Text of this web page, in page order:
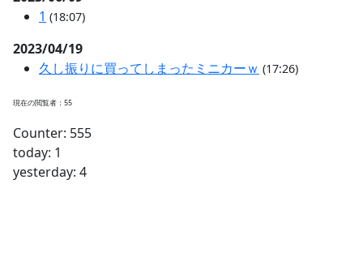
1 (18:07)
2023/04/19
久し振りに買ってしまったミニカーｗ (17:26)
現在の閲覧者：55
Counter: 555
today: 1
yesterday: 4